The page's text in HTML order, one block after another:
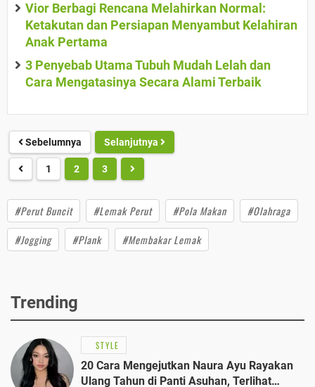
Vior Berbagi Rencana Melahirkan Normal:
Ketakutan dan Persiapan Menyambut Kelahiran
Anak Pertama
3 Penyebab Utama Tubuh Mudah Lelah dan
Cara Mengatasinya Secara Alami Terbaik
Sebelumnya Selanjutnya
1 2 3
#Perut Buncit #Lemak Perut #Pola Makan
#Olahraga
#Jogging
#Plank #Membakar Lemak
Trending
STYLE
20 Cara Mengejutkan Naura Ayu Rayakan
Ulang Tahun di Panti Asuhan, Terlihat